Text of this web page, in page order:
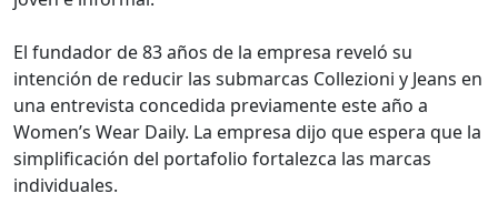
El fundador de 83 años de la empresa reveló su
intención de reducir las submarcas Collezioni y Jeans en
una entrevista concedida previamente este año a
Women’s Wear Daily. La empresa dijo que espera que la
simplificación del portafolio fortalezca las marcas
individuales.